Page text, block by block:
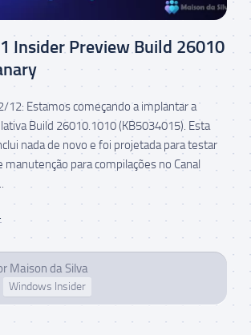
Insider Preview Build 26010
12: Estamos começando a implantar a
Build 26010.1010 (KB5034015). Esta
nada de novo e foi projetada para testar
manutenção para compilações no Canal
Maison da Silva
Windows Insider